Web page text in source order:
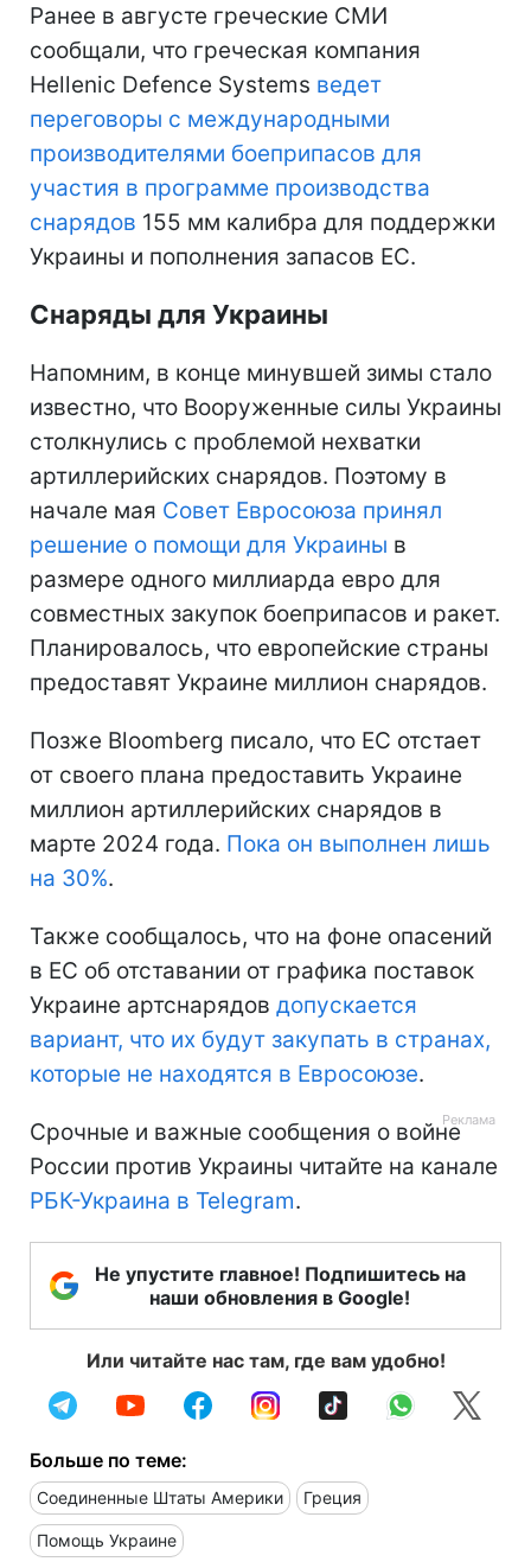
Ранее в августе греческие СМИ
сообщали, что греческая компания
Hellenic Defence Systems ведет
переговоры с международными
производителями боеприпасов для
участия в программе производства
снарядов 155 мм калибра для поддержки
Украины и пополнения запасов ЕС.
Снаряды для Украины
Напомним, в конце минувшей зимы стало
известно, что Вооруженные силы Украины
столкнулись с проблемой нехватки
артиллерийских снарядов. Поэтому в
начале мая Совет Евросоюза принял
решение о помощи для Украины в
размере одного миллиарда евро для
совместных закупок боеприпасов и ракет.
Планировалось, что европейские страны
предоставят Украине миллион снарядов.
Позже Bloomberg писало, что ЕС отстает
от своего плана предоставить Украине
миллион артиллерийских снарядов в
марте 2024 года. Пока он выполнен лишь
на 30%.
Также сообщалось, что на фоне опасений
в ЕС об отставании от графика поставок
Украине артснарядов допускается
вариант, что их будут закупать в странах,
которые не находятся в Евросоюзе.
Срочные и важные сообщения о войне
России против Украины читайте на канале
РБК-Украина в Telegram.
Не упустите главное! Подпишитесь на
наши обновления в Google!
Или читайте нас там, где вам удобно!
Больше по теме:
Соединенные Штаты Америки Греция
Помощь Украине